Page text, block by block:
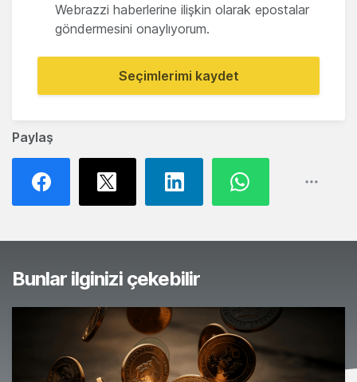
Paylaş
Webrazzi haberlerine ilişkin olarak epostalar
göndermesini onaylıyorum.
Seçimlerimi kaydet
Bunlar ilginizi çekebilir